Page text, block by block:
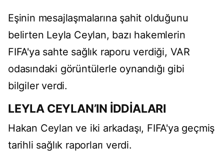
Eşinin mesajlaşmalarına şahit olduğunu
belirten Leyla Ceylan, bazı hakemlerin
FIFA'ya sahte sağlık raporu verdiği, VAR
odasındaki görüntülerle oynandığı gibi
bilgiler verdi.
LEYLA CEYLAN’IN İDDİALARI
Hakan Ceylan ve iki arkadaşı, FIFA'ya geçmiş
tarihli sağlık raporları verdi.